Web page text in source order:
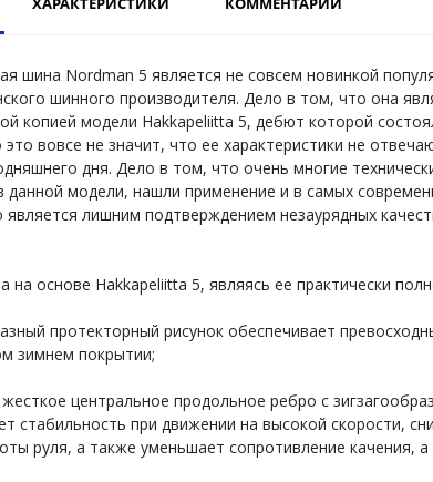
шина Nordman 5 является не совсем новинкой
шинного производителя. Дело в том, что она
копией модели Hakkapeliitta 5, дебют которой
это вовсе не значит, что ее характеристики не
дня. Дело в том, что очень многие
данной модели, нашли применение и в самых
лишним подтверждением незаурядных
на основе Hakkapeliitta 5, являясь ее практически
протекторный рисунок обеспечивает
зимнем покрытии;
центральное продольное ребро с
стабильность при движении на высокой скорости,
руля, а также уменьшает сопротивление качения, а